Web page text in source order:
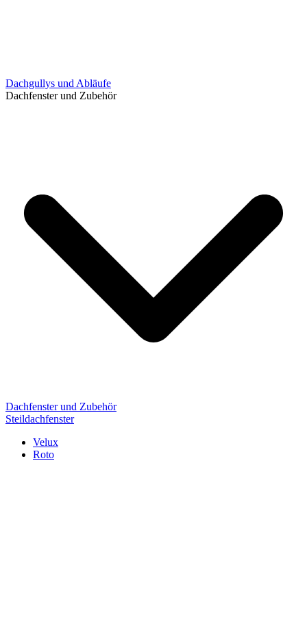
Dachgullys und Abläufe
Dachfenster und Zubehör
Dachfenster und Zubehör
Steildachfenster
Velux
Roto